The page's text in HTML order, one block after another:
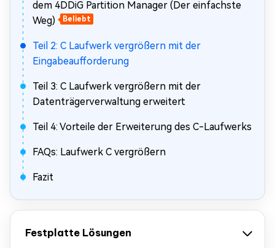
dem 4DDiG Partition Manager (Der einfachste
Weg)
Beliebt
Teil 2: C Laufwerk vergrößern mit der
Eingabeaufforderung
Teil 3: C Laufwerk vergrößern mit der
Datenträgerverwaltung erweitert
Teil 4: Vorteile der Erweiterung des C-Laufwerks
FAQs: Laufwerk C vergrößern
Fazit
Festplatte Lösungen